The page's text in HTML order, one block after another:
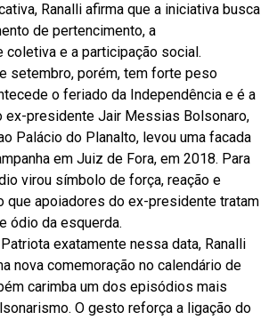
Ranalli afirma que a iniciativa busca
de pertencimento, a
coletiva e a participação social.
setembro, porém, tem forte peso
o feriado da Independência e é a
ex-presidente Jair Messias Bolsonaro,
Palácio do Planalto, levou uma facada
em Juiz de Fora, em 2018. Para
virou símbolo de força, reação e
que apoiadores do ex-presidente tratam
ódio da esquerda.
exatamente nessa data, Ranalli
nova comemoração no calendário de
carimba um dos episódios mais
O gesto reforça a ligação do